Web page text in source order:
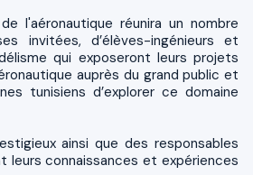
l'aéronautique réunira un nombre
invitées, d’élèves-ingénieurs et
qui exposeront leurs projets
auprès du grand public et
tunisiens d’explorer ce domaine
ainsi que des responsables
leurs connaissances et expériences